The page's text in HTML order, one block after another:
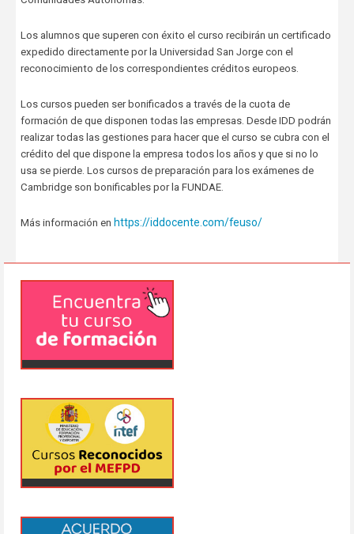
Los alumnos que superen con éxito el curso recibirán un certificado
expedido directamente por la Universidad San Jorge con el
reconocimiento de los correspondientes créditos europeos.
Los cursos pueden ser bonificados a través de la cuota de
formación de que disponen todas las empresas. Desde IDD podrán
realizar todas las gestiones para hacer que el curso se cubra con el
crédito del que dispone la empresa todos los años y que si no lo
usa se pierde. Los cursos de preparación para los exámenes de
Cambridge son bonificables por la FUNDAE.
Más información en https://iddocente.com/feuso/